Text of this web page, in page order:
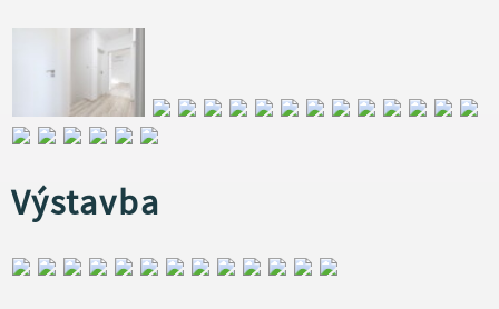
Výstavba